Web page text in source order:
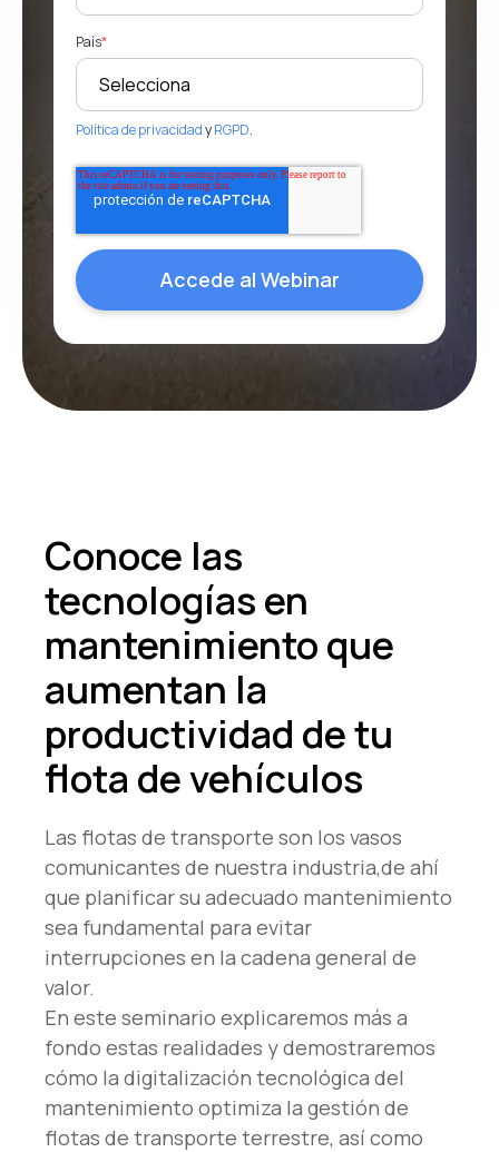
País*
Política de privacidadyRGPD.
Conoce las
tecnologías en
mantenimiento que
aumentan la
productividad de tu
flota de vehículos
Las flotas de transporte son los vasos
comunicantes de nuestra industria,de ahí
que planificar su adecuado mantenimiento
sea fundamental para evitar
interrupciones en la cadena general de
valor.
En este seminario explicaremos más a
fondo estas realidades y demostraremos
cómo la digitalización tecnológica del
mantenimiento optimiza la gestión de
flotas de transporte terrestre, así como